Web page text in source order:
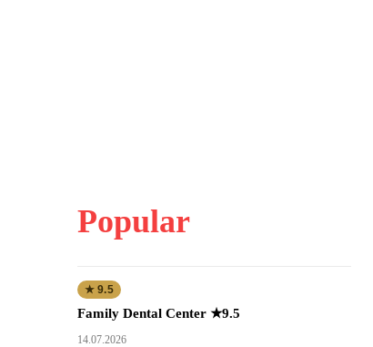
Popular
★ 9.5
Family Dental Center ★9.5
14.07.2026